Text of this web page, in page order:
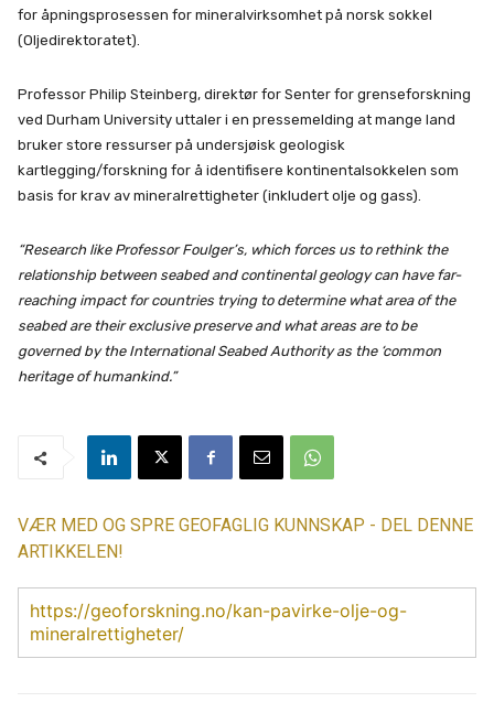
for åpningsprosessen for mineralvirksomhet på norsk sokkel
(Oljedirektoratet).
Professor Philip Steinberg, direktør for Senter for grenseforskning
ved Durham University uttaler i en pressemelding at mange land
bruker store ressurser på undersjøisk geologisk
kartlegging/forskning for å identifisere kontinentalsokkelen som
basis for krav av mineralrettigheter (inkludert olje og gass).
“Research like Professor Foulger’s, which forces us to rethink the
relationship between seabed and continental geology can have far-
reaching impact for countries trying to determine what area of the
seabed are their exclusive preserve and what areas are to be
governed by the International Seabed Authority as the ‘common
heritage of humankind.”
VÆR MED OG SPRE GEOFAGLIG KUNNSKAP - DEL DENNE
ARTIKKELEN!
https://geoforskning.no/kan-pavirke-olje-og-
mineralrettigheter/